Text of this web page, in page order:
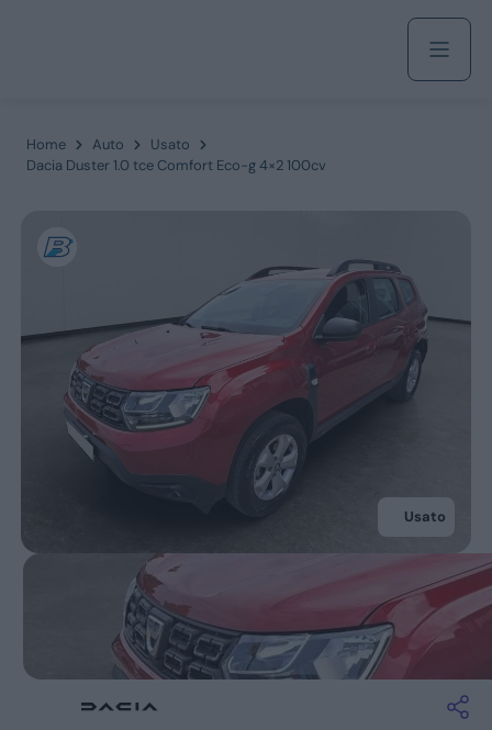
Servizi
Marchi
Fiat
Jeep
Dacia
Renault
Home Auto
Usato
Dacia Duster 1.0 tce Comfort Eco-g 4×2 100cv
Usato